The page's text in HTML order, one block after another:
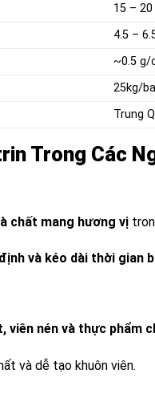
15 – 20
4.5 –
~0.5 g/
25kg/
Trung
Trong Các
chất mang hương vị
và kéo dài thời gian
nén và thực phẩm
và dễ tạo khuôn viên.